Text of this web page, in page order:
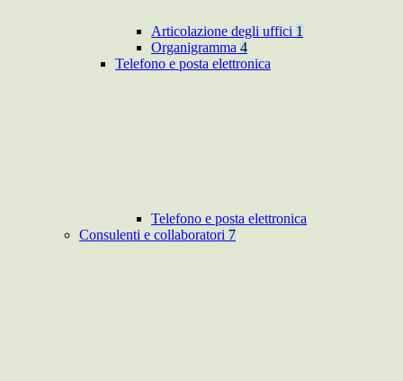
Articolazione degli uffici 1
Organigramma 4
Telefono e posta elettronica
Telefono e posta elettronica
Consulenti e collaboratori 7